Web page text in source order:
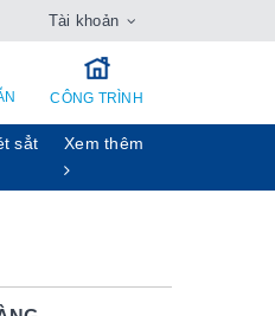
Tài khoản
CÔNG TRÌNH
sẳt Xem thêm